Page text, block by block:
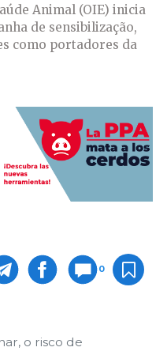
Animal (OIE) inicia
de sensibilização,
como portadores da
0
o risco de